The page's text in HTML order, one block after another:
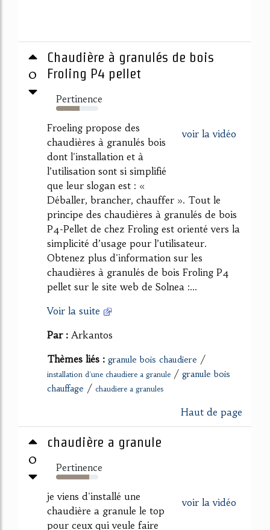
0
Chaudière à granulés de bois
Froling P4 pellet
Pertinence
56%
voir la vidéo
Froeling propose des
chaudières à granulés bois
dont l'installation et à
l’utilisation sont si simplifié
que leur slogan est : «
Déballer, brancher, chauffer ». Tout le
principe des chaudières à granulés de bois
P4-Pellet de chez Froling est orienté vers la
simplicité d’usage pour l’utilisateur.
Obtenez plus d'information sur les
chaudières à granulés de bois Froling P4
pellet sur le site web de Solnea :...
Voir la suite
Par : Arkantos
Thèmes liés : granule bois chaudiere /
installation d'une chaudiere a granule / granule bois
chauffage / chaudiere a granules
Haut de page
0
chaudière a granule
Pertinence
79%
voir la vidéo
je viens d'installé une
chaudière a granule le top
pour ceux qui veule faire